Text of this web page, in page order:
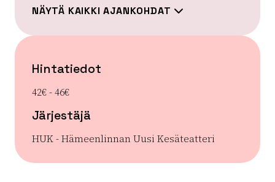
NÄYTÄ KAIKKI AJANKOHDAT
Hintatiedot
42€ - 46€
Järjestäjä
HUK - Hämeenlinnan Uusi Kesäteatteri
OpenStreetMap